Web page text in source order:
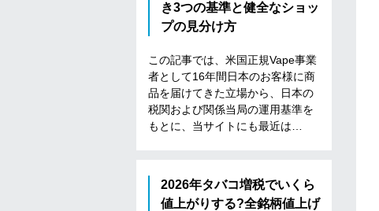
き3つの基準と健全なショッ
プの見分け方
こ の記事では 米国正規Vape事業
者と して16年間 日本のお客様に商
品を届けてき た立場から 日本の
税関および関係当 局の運用基準を
も と に 当サイ ト に も最近は
2026年タバコ増税でいくら
値上がりする?全銘柄値上げ